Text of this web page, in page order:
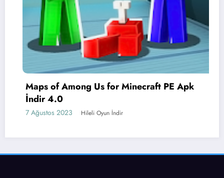
Maps of Among Us for Minecraft PE Apk
İndir 4.0
7 Ağustos 2023 Hileli Oyun İndir